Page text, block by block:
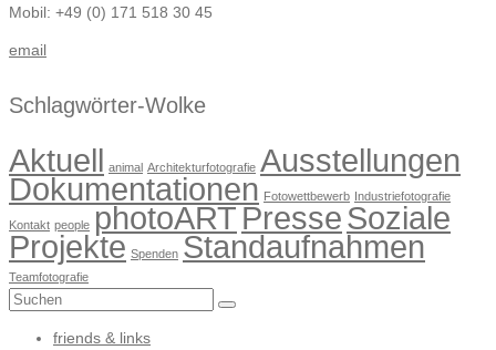
Mobil: +49 (0) 171 518 30 45
email
Schlagwörter-Wolke
Aktuell animal Architekturfotografie Ausstellungen
Dokumentationen Fotowettbewerb Industriefotografie
Kontakt people photoARTPresseSoziale
Projekte Spenden Standaufnahmen
Teamfotografie
Suchen
friends & links